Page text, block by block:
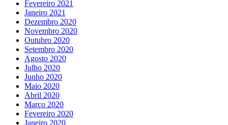
Fevereiro 2021
Janeiro 2021
Dezembro 2020
Novembro 2020
Outubro 2020
Setembro 2020
Agosto 2020
Julho 2020
Junho 2020
Maio 2020
Abril 2020
Março 2020
Fevereiro 2020
Janeiro 2020